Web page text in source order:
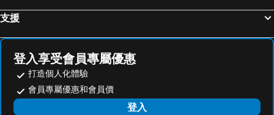
台東車站
士林夜市
新竹火車站
饒河街觀光夜市
月眉世界麗寶樂園
合歡山
支援
登入享受會員專屬優惠
打造個人化體驗
會員專屬優惠和會員價
登入